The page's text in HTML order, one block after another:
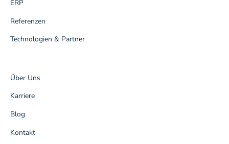
ERP
Referenzen
Technologien & Partner
Über Uns
Karriere
Blog
Kontakt